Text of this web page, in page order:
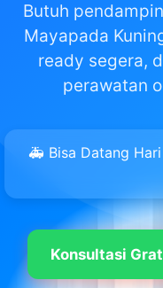
Butuh
Mayapada
ready segera,
perawatan
🚑 Bisa Datang
Konsultasi